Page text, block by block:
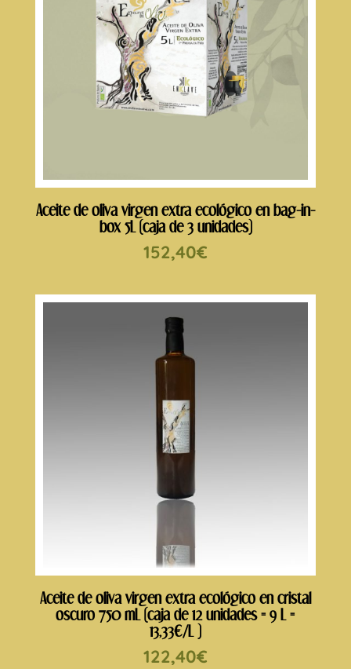
Aceite de oliva virgen extra ecológico en bag-in-
box 5L (caja de 3 unidades)
152,40€
Aceite de oliva virgen extra ecológico en cristal
oscuro 750 mL (caja de 12 unidades = 9 L =
13,33€/L )
122,40€